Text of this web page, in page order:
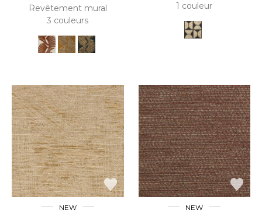
Revêtement mural
3 couleurs
1 couleur
NEW NEW